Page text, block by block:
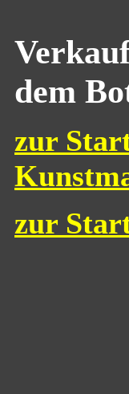
dem
zur
zur